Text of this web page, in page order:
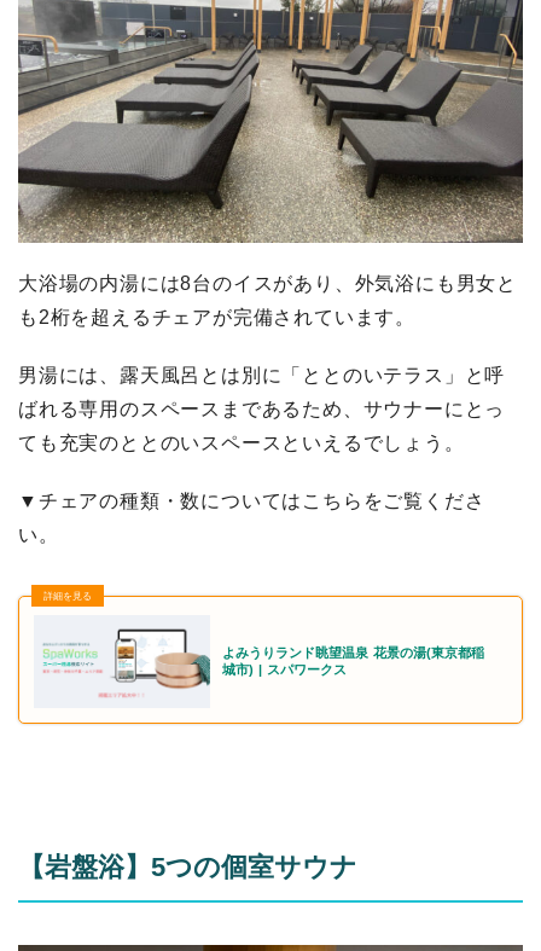
大浴場の内湯には8台のイスがあり、外気浴にも男女と
も2桁を超えるチェアが完備されています。
男湯には、露天風呂とは別に「ととのいテラス」と呼
ばれる専用のスペースまであるため、サウナーにとっ
ても充実のととのいスペースといえるでしょう。
▼チェアの種類・数についてはこちらをご覧くださ
い。
よみうりランド眺望温泉 花景の湯(東京都稲
城市) | スパワークス
【岩盤浴】5つの個室サウナ